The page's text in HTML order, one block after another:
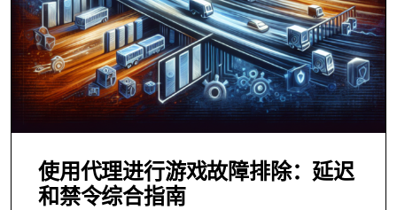
使用代理进行游戏故障排除：延迟
和禁令综合指南